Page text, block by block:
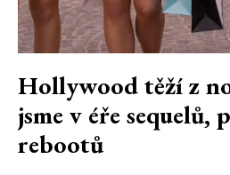
Hollywood těží z
jsme v éře sequelů,
rebootů